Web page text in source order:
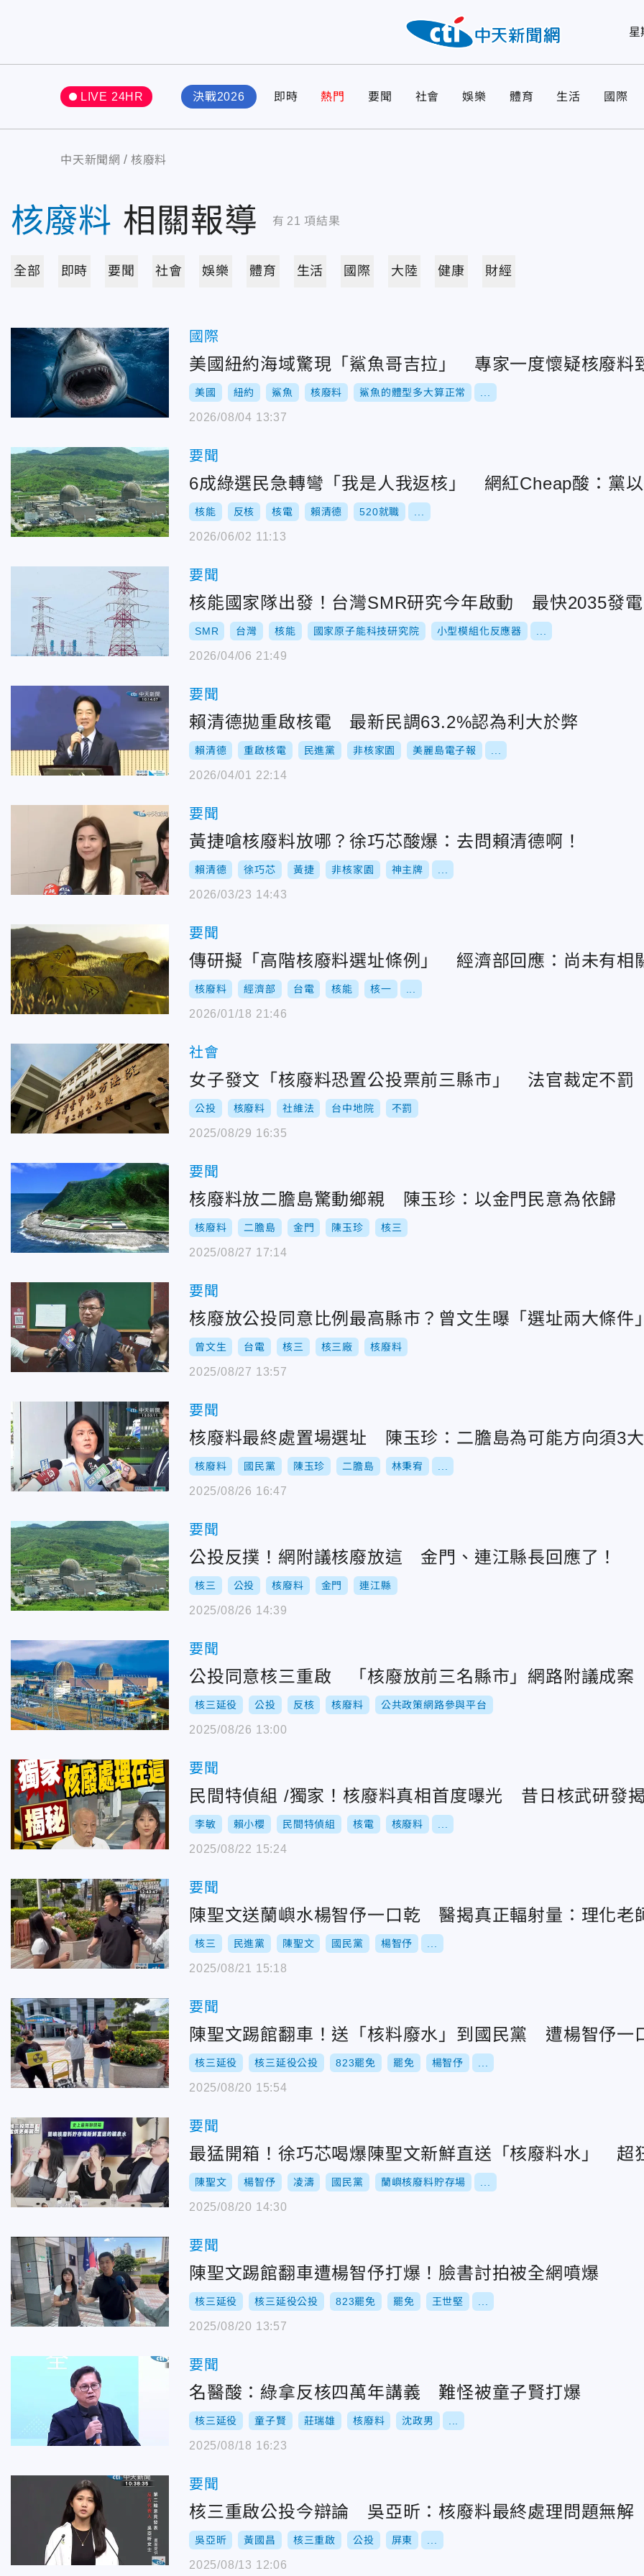
星
LIVE 24HR 決戰2026 即時 熱門 要聞 社會 娛樂 體育 生活 國際
中天新聞網 核廢料
核廢料 相關報導 有 21 項結果
全部 即時 要聞 社會 娛樂 體育 生活 國際 大陸 健康 財經
國際
美國紐約海域驚現「鯊魚哥吉拉」 專家一度懷疑核廢料
美國 紐約 鯊魚 核廢料 鯊魚的體型多大算正常
2026/08/04 13:37
要聞
6成綠選民急轉彎「我是人我返核」 網紅Cheap酸：黨
核能 反核 核電 賴清德 520就職
2026/06/02 11:13
要聞
核能國家隊出發！台灣SMR研究今年啟動 最快2035發電
SMR 台灣 核能 國家原子能科技研究院 小型模組化反應器
2026/04/06 21:49
要聞
賴清德拋重啟核電 最新民調63.2%認為利大於弊
賴清德 重啟核電 民進黨 非核家園 美麗島電子報
2026/04/01 22:14
要聞
黃捷嗆核廢料放哪？徐巧芯酸爆：去問賴清德啊！
賴清德 徐巧芯 黃捷 非核家園 神主牌
2026/03/23 14:43
要聞
傳研擬「高階核廢料選址條例」 經濟部回應：尚未有相
核廢料 經濟部 台電 核能 核一
2026/01/18 21:46
社會
女子發文「核廢料恐置公投票前三縣市」 法官裁定不罰
公投 核廢料 社維法 台中地院 不罰
2025/08/29 16:35
要聞
核廢料放二膽島驚動鄉親 陳玉珍：以金門民意為依歸
核廢料 二膽島 金門 陳玉珍 核三
2025/08/27 17:14
要聞
核廢放公投同意比例最高縣市？曾文生曝「選址兩大條件
曾文生 台電 核三 核三廠 核廢料
2025/08/27 13:57
要聞
核廢料最終處置場選址 陳玉珍：二膽島為可能方向須3
核廢料 國民黨 陳玉珍 二膽島 林秉宥
2025/08/26 16:47
要聞
公投反撲！網附議核廢放這 金門、連江縣長回應了！
核三 公投 核廢料 金門 連江縣
2025/08/26 14:39
要聞
公投同意核三重啟 「核廢放前三名縣市」網路附議成案
核三延役 公投 反核 核廢料 公共政策網路參與平台
2025/08/26 13:00
要聞
民間特偵組 /獨家！核廢料真相首度曝光 昔日核武研發
李敏 賴小櫻 民間特偵組 核電 核廢料
2025/08/22 15:24
要聞
陳聖文送蘭嶼水楊智伃一口乾 醫揭真正輻射量：理化老
核三 民進黨 陳聖文 國民黨 楊智伃
2025/08/21 15:18
要聞
陳聖文踢館翻車！送「核料廢水」到國民黨 遭楊智伃一
核三延役 核三延役公投 823罷免 罷免 楊智伃
2025/08/20 15:54
要聞
最猛開箱！徐巧芯喝爆陳聖文新鮮直送「核廢料水」 超
陳聖文 楊智伃 凌濤 國民黨 蘭嶼核廢料貯存場
2025/08/20 14:30
要聞
陳聖文踢館翻車遭楊智伃打爆！臉書討拍被全網噴爆
核三延役 核三延役公投 823罷免 罷免 王世堅
2025/08/20 13:57
要聞
名醫酸：綠拿反核四萬年講義 難怪被童子賢打爆
核三延役 童子賢 莊瑞雄 核廢料 沈政男
2025/08/18 16:23
要聞
核三重啟公投今辯論 吳亞昕：核廢料最終處理問題無解
吳亞昕 黃國昌 核三重啟 公投 屏東
2025/08/13 12:06